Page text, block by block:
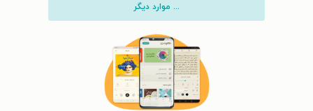
... موارد دیگر